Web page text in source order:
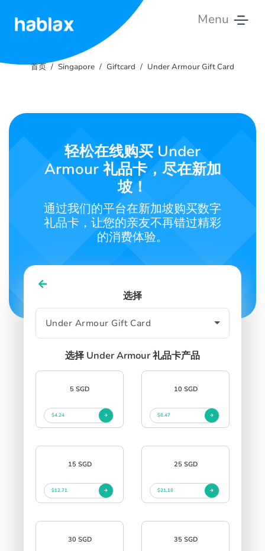
Menu
服
SIGN INSIGN UP
首页 Singapore Giftcard Under Armour Gift Card
轻松在线购买 Under
Armour 礼品卡，尽在新加
坡！
通过我们的平台在新加坡购买数字
礼品卡，让您的亲友不再错过精彩
的消费体验。
选择
选择 Under Armour 礼品卡产品
5 SGD
$4.24
10 SGD
$8.47
15 SGD
$12.71
25 SGD
$21.18
30 SGD 35 SGD